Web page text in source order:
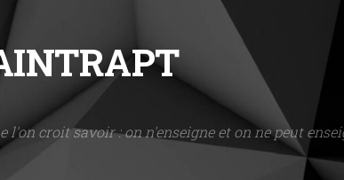
l'on croit savoir : on n'enseigne et on ne peut